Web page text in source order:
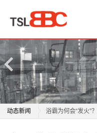
动态新闻
老板电器：1月21
浴霸为何会“发火”
产
品
中